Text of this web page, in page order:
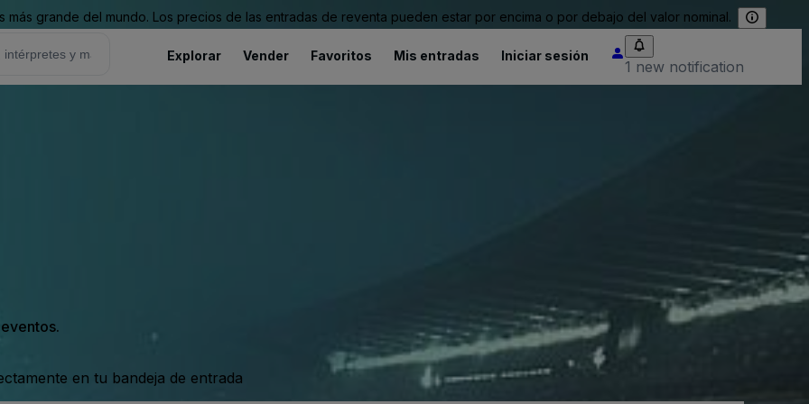
grande del mundo. Los precios de las entradas de reventa pueden estar por encima o por debajo del valor nominal.
Explorar Vender Favoritos Mis entradas Iniciar sesión
1 new notification
en tu bandeja de entrada